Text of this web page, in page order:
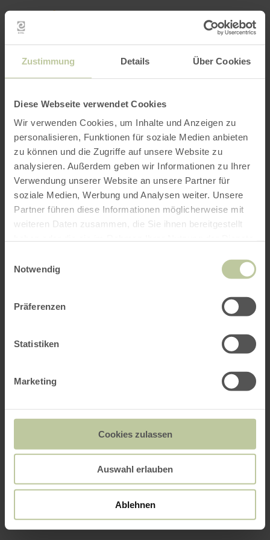
Zustimmung Details Über Cookies
Diese Webseite verwendet Cookies
Wir verwenden Cookies, um Inhalte und Anzeigen zu
personalisieren, Funktionen für soziale Medien anbieten
zu können und die Zugriffe auf unsere Website zu
analysieren. Außerdem geben wir Informationen zu Ihrer
Verwendung unserer Website an unsere Partner für
soziale Medien, Werbung und Analysen weiter. Unsere
Partner führen diese Informationen möglicherweise mit
weiteren Daten zusammen, die Sie ihnen bereitgestellt
Notwendig
Präferenzen
Statistiken
Marketing
Cookies zulassen
Auswahl erlauben
Ablehnen
Aller au contenu principal
Aller à la recherche
Aller à la navigation
Aller au pied de page
Retour
page
RECHERCHE MENU
L'offre de loisirs listée ci-dessous a été publiée
par le prestataire RurseeZeit sur la plateforme
RurseeZeit est seul responsable du contenu.